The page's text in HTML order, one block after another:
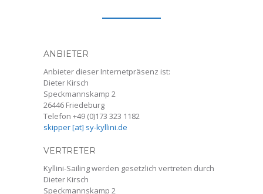
ANBIETER
Anbieter dieser Internetpräsenz ist:
Dieter Kirsch
Speckmannskamp 2
26446 Friedeburg
Telefon +49 (0)173 323 1182
skipper [at] sy-kyllini.de
VERTRETER
Kyllini-Sailing werden gesetzlich vertreten durch
Dieter Kirsch
Speckmannskamp 2